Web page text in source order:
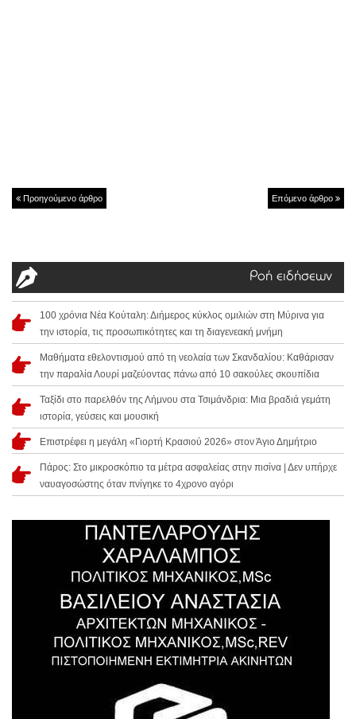
Προηγούμενο άρθρο Επόμενο άρθρο
Ροή ειδήσεων
100 χρόνια Νέα Κούταλη: Διήμερος κύκλος ομιλιών στη Μύρινα για
την ιστορία, τις προσωπικότητες και τη διαγενεακή μνήμη
Μαθήματα εθελοντισμού από τη νεολαία των Σκανδαλίου: Καθάρισαν
την παραλία Λουρί μαζεύοντας πάνω από 10 σακούλες σκουπίδια
Ταξίδι στο παρελθόν της Λήμνου στα Τσιμάνδρια: Μια βραδιά γεμάτη
ιστορία, γεύσεις και μουσική
Επιστρέφει η μεγάλη «Γιορτή Κρασιού 2026» στον Άγιο Δημήτριο
Πάρος: Στο μικροσκόπιο τα μέτρα ασφαλείας στην πισίνα | Δεν υπήρχε
ναυαγοσώστης όταν πνίγηκε το 4χρονο αγόρι